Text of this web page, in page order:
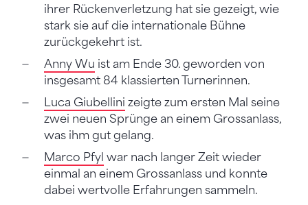
ihrer Rückenverletzung hat sie gezeigt, wie
stark sie auf die internationale Bühne
zurückgekehrt ist.
Anny Wu ist am Ende 30. geworden von
insgesamt 84 klassierten Turnerinnen.
Luca Giubellini zeigte zum ersten Mal seine
zwei neuen Sprünge an einem Grossanlass,
was ihm gut gelang.
Marco Pfyl war nach langer Zeit wieder
einmal an einem Grossanlass und konnte
dabei wertvolle Erfahrungen sammeln.